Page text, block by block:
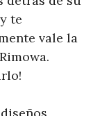
te
vale la